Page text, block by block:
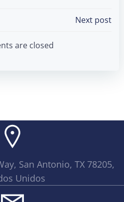
navigation
Next post
are closed
San Antonio, TX 78205,
Unidos